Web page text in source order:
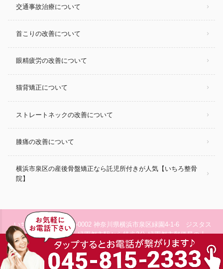
交通事故治療について
首こりの改善について
眼精疲労の改善について
猫背矯正について
ストレートネックの改善について
膝痛の改善について
横浜市泉区の産後骨盤矯正なら託児所付きが人気【いちろ整骨
院】
いちろ整骨院 / 〒245-0002 神奈川県横浜市泉区緑園4-1-6 ジスタス
2F / 相鉄いずみ野線 緑園都市駅から徒歩3分 緑園都市郵便局の上
ガスト緑園都市店の裏手 /contact_phone045-815-2333